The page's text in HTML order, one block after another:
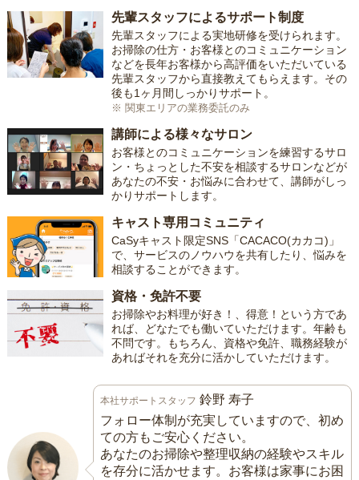
先輩スタッフによるサポート制度
先輩スタッフによる実地研修を受けられます。
お掃除の仕方・お客様とのコミュニケーション
などを長年お客様から高評価をいただいている
先輩スタッフから直接教えてもらえます。その
後も1ヶ月間しっかりサポート。
※ 関東エリアの業務委託のみ
講師による様々なサロン
お客様とのコミュニケーションを練習するサロ
ン・ちょっとした不安を相談するサロンなどが
あなたの不安・お悩みに合わせて、講師がしっ
かりサポートします。
キャスト専用コミュニティ
CaSyキャスト限定SNS「CACACO(カカコ)」
で、サービスのノウハウを共有したり、悩みを
相談することができます。
資格・免許不要
お掃除やお料理が好き！、得意！という方であ
れば、どなたでも働いていただけます。年齢も
不問です。もちろん、資格や免許、職務経験が
あればそれを充分に活かしていただけます。
本社サポートスタッフ 鈴野 寿子
フォロー体制が充実していますので、初め
ての方もご安心ください。
あなたのお掃除や整理収納の経験やスキル
を存分に活かせます。お客様は家事にお困